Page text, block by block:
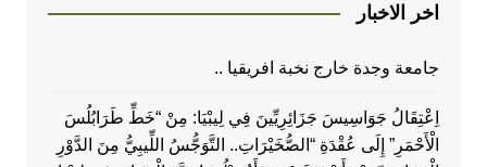
اخر الاخبار
جامعة وجدة خارج نخبة افريقيا ..
اِعْتِقَالُ جَوَاسِيسَ جَزَائِرِيِّينَ فِي لِيبْيَا: مِنْ “خَطِّ طَرَابُلُسَ
الْأَحْمَرِ” إِلَى عُقْدَةِ “الصُّخَيْرَاتِ.. التَّوَجُّسُ اللِّيبِيُّ مِنَ الدَّوْرِ